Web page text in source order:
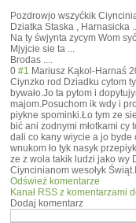
Pozdrowjo wszyćkik
Dziatka Staska , Harnasicka ..
Na ty śwjynta zycym Wom
Mjyjcie sie ta ...
Brodas ....
0 #1 Mariusz Kąkol-Harnaś
Ciynzko rod Dziadku cytom
bywało.Jo ta pytom i
majom.Posuchom ik wdy i
piykne spominki.Ło tym ze
bić ani zodnymi młotkami
dali co kany wiycie a jo byde
wnukom ło tyk nasyk
ze z wola takik ludzi jako wy
Ciyncinianom wesołyk
Odśwież komentarze
Kanał RSS z komentarzami
Dodaj komentarz